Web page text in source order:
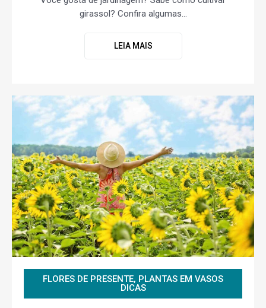
girassol? Confira algumas...
LEIA MAIS
FLORES DE PRESENTE, PLANTAS EM VASOS
DICAS